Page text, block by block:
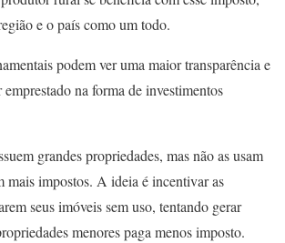
e o país como um todo.
podem ver uma maior transparência e
na forma de investimentos
grandes propriedades, mas não as usam
mais impostos. A ideia é incentivar as
seus imóveis sem uso, tentando gerar
menores paga menos imposto.